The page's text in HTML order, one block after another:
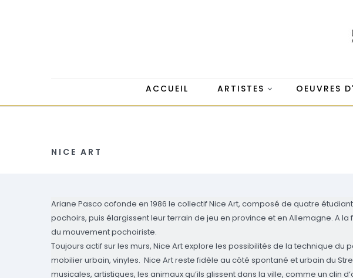
ACCUEIL ARTISTES OEUVRES
NICE ART
Ariane Pasco cofonde en 1986 le collectif Nice Art, composé de quatre
pochoirs, puis élargissent leur terrain de jeu en province et en Allemagne. A
du mouvement pochoiriste.
Toujours actif sur les murs, Nice Art explore les possibilités de la technique
mobilier urbain, vinyles. Nice Art reste fidèle au côté spontané et urbain du
musicales, artistiques, les animaux qu’ils glissent dans la ville, comme un clin